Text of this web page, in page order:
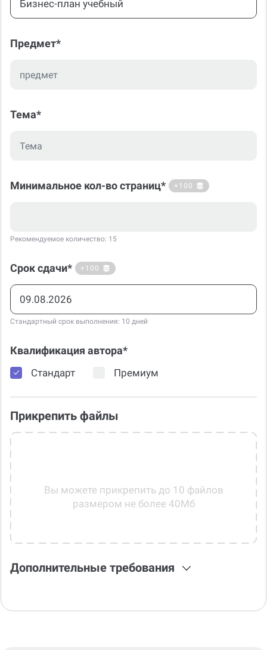
Бизнес-план учебный
Предмет*
Тема*
Минимальное кол-во страниц* +100
Рекомендуемое количество: 15
Срок сдачи* +100
Стандартный срок выполнения: 10 дней
Квалификация автора*
Стандарт Премиум
Прикрепить файлы
Вы можете прикрепить до 10 файлов
размером не более 40Мб
Дополнительные требования